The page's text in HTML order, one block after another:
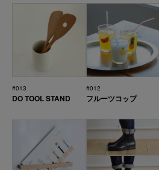
#013
DO TOOL STAND
#012
フルーツコップ